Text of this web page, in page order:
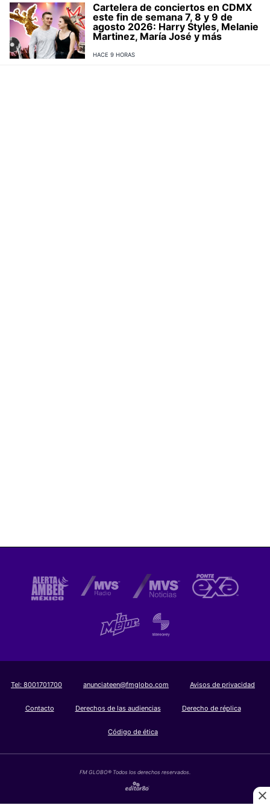
Cartelera de conciertos en CDMX
este fin de semana 7, 8 y 9 de
agosto 2026: Harry Styles, Melanie
Martinez, María José y más
HACE 9 HORAS
Tel: 8001701700 anunciateen@fmglobo.com Avisos de privacidad
Contacto Derechos de las audiencias Derecho de réplica
Código de ética
FM GLOBO® Todos los derechos reservados.